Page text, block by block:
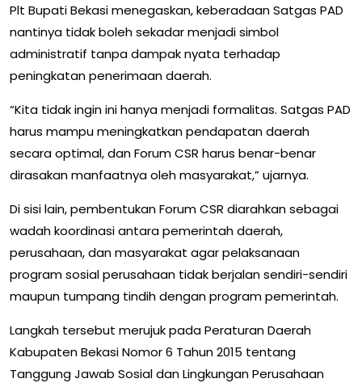
Plt Bupati Bekasi menegaskan, keberadaan Satgas PAD
nantinya tidak boleh sekadar menjadi simbol
administratif tanpa dampak nyata terhadap
peningkatan penerimaan daerah.
“Kita tidak ingin ini hanya menjadi formalitas. Satgas PAD
harus mampu meningkatkan pendapatan daerah
secara optimal, dan Forum CSR harus benar-benar
dirasakan manfaatnya oleh masyarakat,” ujarnya.
Di sisi lain, pembentukan Forum CSR diarahkan sebagai
wadah koordinasi antara pemerintah daerah,
perusahaan, dan masyarakat agar pelaksanaan
program sosial perusahaan tidak berjalan sendiri-sendiri
maupun tumpang tindih dengan program pemerintah.
Langkah tersebut merujuk pada Peraturan Daerah
Kabupaten Bekasi Nomor 6 Tahun 2015 tentang
Tanggung Jawab Sosial dan Lingkungan Perusahaan